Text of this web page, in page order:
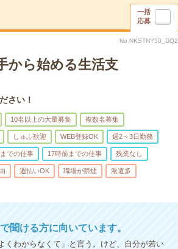
一括
応募
No.NKSTNY50_DQ2
から始める生活支
さい！
10名以上の大量募集 複数名募集
しゅふ歓迎 WEB登録OK 週2～3日勤務
での仕事 17時前までの仕事 残業なし
週払いOK 職場が禁煙 派遣多
聞ける方に向いています。
くわからなくて」と言う。けど、自分が若い